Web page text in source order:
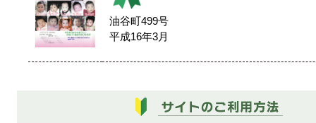
油谷町499号
平成16年3月